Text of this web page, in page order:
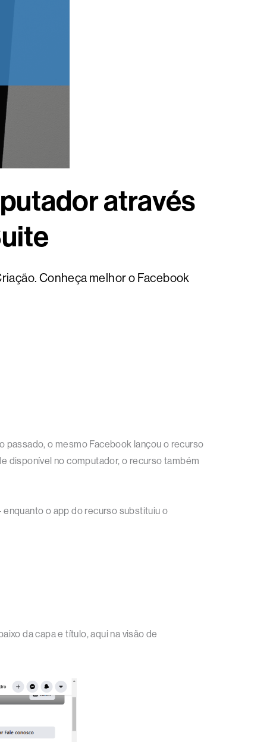
através
Conheça melhor o Facebook
passado, o mesmo Facebook lançou o recurso
disponível no computador, o recurso também
o app do recurso substituiu o
da capa e título, aqui na visão de